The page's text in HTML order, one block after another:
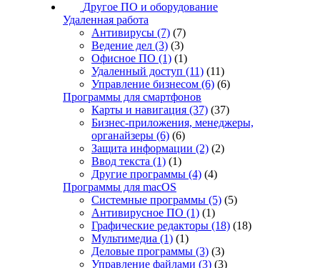
Другое ПО и оборудование
Удаленная работа
Антивирусы (7) (7)
Ведение дел (3) (3)
Офисное ПО (1) (1)
Удаленный доступ (11) (11)
Управление бизнесом (6) (6)
Программы для смартфонов
Карты и навигация (37) (37)
Бизнес-приложения, менеджеры,
органайзеры (6) (6)
Защита информации (2) (2)
Ввод текста (1) (1)
Другие программы (4) (4)
Программы для macOS
Системные программы (5) (5)
Антивирусное ПО (1) (1)
Графические редакторы (18) (18)
Мультимедиа (1) (1)
Деловые программы (3) (3)
Управление файлами (3) (3)